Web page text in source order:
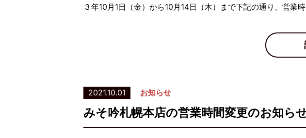
３年10月1日（金）から10月14日（木）まで下記の通り、営業
2021.10.01 お知らせ
みそ吟札幌本店の営業時間変更のお知ら